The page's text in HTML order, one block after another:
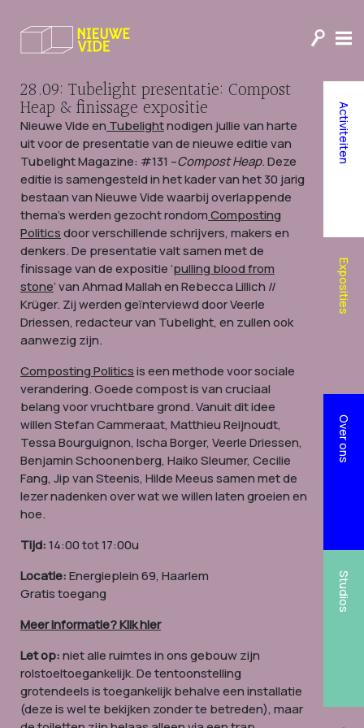
28.09: Tubelight presentatie: Compost
Heap & finissage expositie
Nieuwe Vide en Tubelightnodigen jullie van harte
uit voor de presentatie van de nieuwe editie van
Tubelight Magazine: #131 –Compost Heap. Deze
editie is samengesteld in het kader van het 30 jarig
bestaan van Nieuwe Vide waarbij overlappende
thema’s werden gezocht rondomComposting
Politicsdoor verschillende schrijvers, makers en
denkers. De presentatie valt samen met de
finissage van de expositie ‘pulling blood from
stone‘ van Ahmad Mallah en Rebecca Lillich //
Krüger. Zij werden geïnterviewd door Veerle
Driessen, redacteur van Tubelight, en zullen ook
aanwezig zijn.
Composting Politicsis een methode voor sociale
verandering. Goede compost is van cruciaal
belang voor vruchtbare grond. Vanuit dit idee
willenStefan Cammeraat, Matthieu Reijnoudt,
Tessa Bourguignon, Ischa Borger, Veerle Driessen,
Benjamin Schoonenberg, Haiko Sleumer, Cecilie
Fang, Jip van Steenis, Hilde Meeus samen met de
lezer nadenken over wat we willen laten groeien en
hoe.
Tijd:14:00 tot 17:00u
Locatie:Energieplein 69, Haarlem
Gratis toegang
Meer informatie? Klik hier
Let op:niet alle ruimtes in ons gebouw zijn
rolstoeltoegankelijk. De tentoonstelling
grotendeels is toegankelijk behalve een installatie
(deze is wel te bekijken zonder te betreden), maar
Activiteiten
Exposities
Over ons
Studios